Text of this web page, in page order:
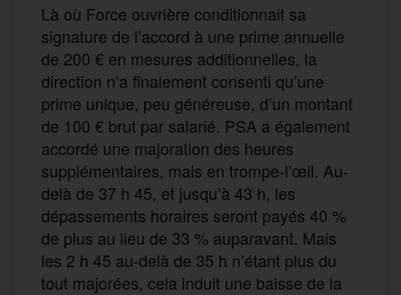
Là où Force ouvrière conditionnait sa
signature de l’accord à une prime annuelle
de 200 € en mesures additionnelles, la
direction n’a finalement consenti qu’une
prime unique, peu généreuse, d’un montant
de 100 € brut par salarié. PSA a également
accordé une majoration des heures
supplémentaires, mais en trompe-l’œil. Au-
delà de 37 h 45, et jusqu’à 43 h, les
dépassements horaires seront payés 40 %
de plus au lieu de 33 % auparavant. Mais
les 2 h 45 au-delà de 35 h n’étant plus du
tout majorées, cela induit une baisse de la